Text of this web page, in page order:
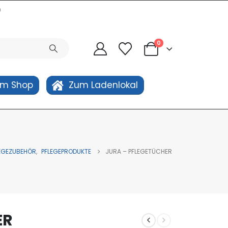
0
Shop Zum Ladenlokal
, PFLEGEPRODUKTE JURA – PFLEGETÜCHER